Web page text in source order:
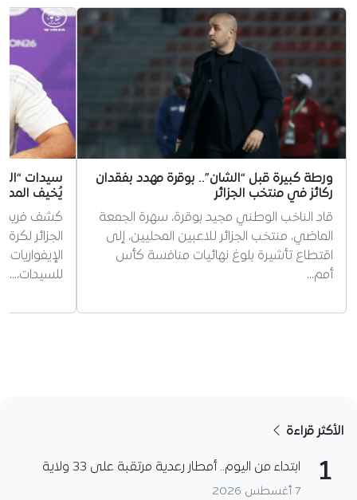
ورطة كبيرة قبل “الشان”.. بوقرة مهدد بفقدان
ركائز في منتخب الجزائر
قاد الناخب الوطني مجيد بوقرة، سهرة الجمعة
الماضي، منتخب الجزائر للاعبين المحليين، إلى
اقتطاع تأشيرة بلوغ نهائيات منافسة كأس
أمم…
سيدات
يُخيف
كشف فريد
الجزائر
للسيدات،…
الأكثر قراءة
1 ابتداء من اليوم.. أمطار رعدية مرتقبة على 33 ولاية
7 أغسطس 2026